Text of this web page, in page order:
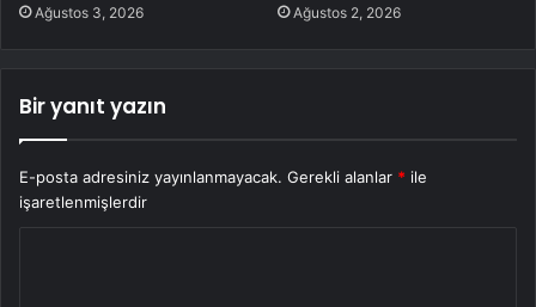
Ağustos 3, 2026 Ağustos 2, 2026
Bir yanıt yazın
E-posta adresiniz yayınlanmayacak. Gerekli alanlar * ile
işaretlenmişlerdir